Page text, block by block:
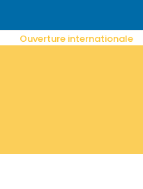
Ouverture internationale